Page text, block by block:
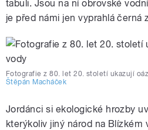
tabuli. Jsou na ní obrovské
je před námi jen vyprahlá černá
Fotografie z 80. let 20. století ukazují
Štěpán Macháček
Jordánci si ekologické hrozby
kterýkoliv jiný národ na Blízkém